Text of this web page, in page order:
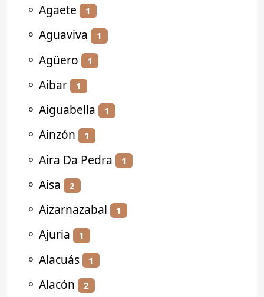
⚬ Agaete 1
⚬ Aguaviva 1
⚬ Agüero 1
⚬ Aibar 1
⚬ Aiguabella 1
⚬ Ainzón 1
⚬ Aira Da Pedra 1
⚬ Aisa 2
⚬ Aizarnazabal 1
⚬ Ajuria 1
⚬ Alacuás 1
⚬ Alacón 2